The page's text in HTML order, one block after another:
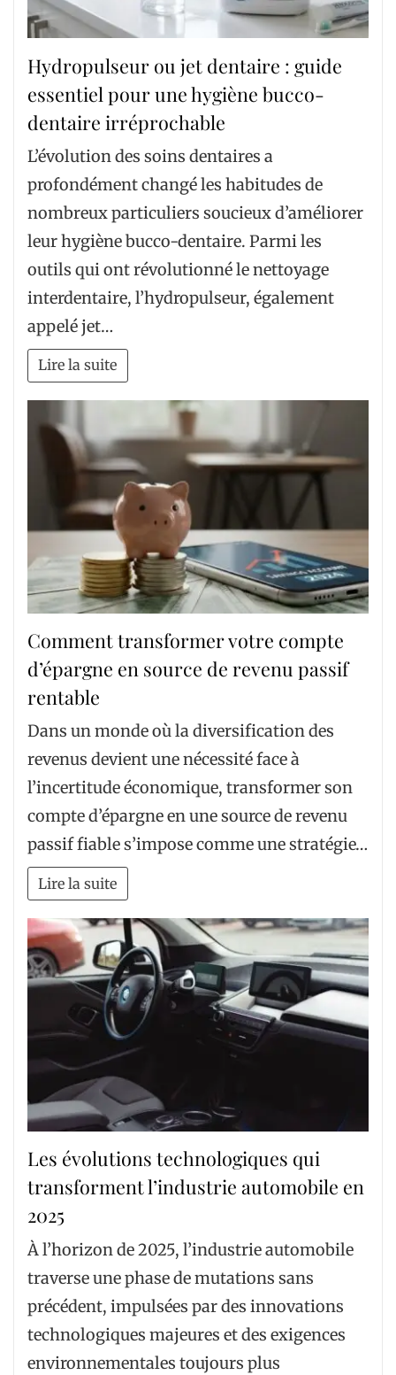
Hydropulseur ou jet dentaire : guide
essentiel pour une hygiène bucco-
dentaire irréprochable
L’évolution des soins dentaires a
profondément changé les habitudes de
nombreux particuliers soucieux d’améliorer
leur hygiène bucco-dentaire. Parmi les
outils qui ont révolutionné le nettoyage
interdentaire, l’hydropulseur, également
appelé jet…
Lire la suite
Comment transformer votre compte
d’épargne en source de revenu passif
rentable
Dans un monde où la diversification des
revenus devient une nécessité face à
l’incertitude économique, transformer son
compte d’épargne en une source de revenu
passif fiable s’impose comme une stratégie…
Lire la suite
Les évolutions technologiques qui
transforment l’industrie automobile en
2025
À l’horizon de 2025, l’industrie automobile
traverse une phase de mutations sans
précédent, impulsées par des innovations
technologiques majeures et des exigences
environnementales toujours plus